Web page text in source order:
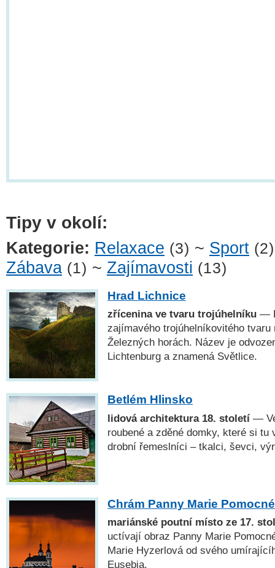
Tipy v okolí:
Kategorie: Relaxace (3) ~ Sport (2)
Zábava (1) ~ Zajímavosti (13)
Hrad Lichnice
zřícenina ve tvaru trojúhelníku —
zajímavého trojúhelníkovitého
Železných horách. Název je
Lichtenburg a znamená Světlice.
Betlém Hlinsko
lidová architektura 18. století —
roubené a zděné domky, které si tu
drobní řemeslníci – tkalci, ševci,
Chrám Panny Marie
mariánské poutní místo ze 17.
uctívají obraz Panny Marie
Marie Hyzerlová od svého
Eusebia.